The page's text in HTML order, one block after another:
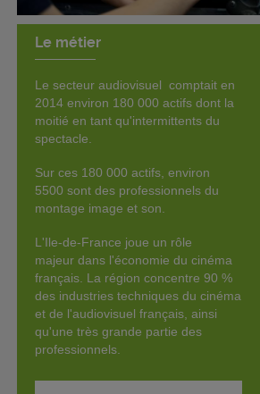
Le métier
Le secteur audiovisuel comptait en
2014 environ 180 000 actifs dont la
moitié en tant qu'intermittents du
spectacle.
Sur ces 180 000 actifs, environ
5500 sont des professionnels du
montage image et son.
L'Ile-de-France joue un rôle
majeur dans l'économie du cinéma
français. La région concentre 90 %
des industries techniques du cinéma
et de l'audiovisuel français, ainsi
qu'une très grande partie des
professionnels.